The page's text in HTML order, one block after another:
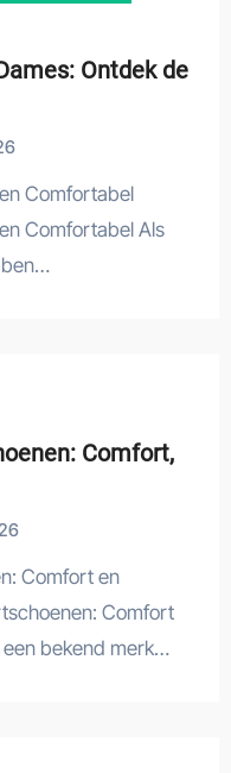
Ontdek de
Comfortabel Als
Comfort,
Comfort
een bekend merk…